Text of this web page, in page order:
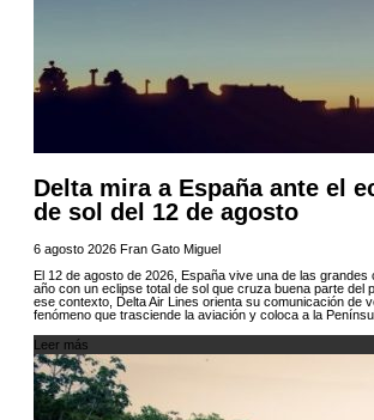
Delta mira a España ante el
de sol del 12 de agosto
6 agosto 2026 Fran Gato Miguel
El 12 de agosto de 2026, España vive una de las grandes
año con un eclipse total de sol que cruza buena parte del
ese contexto, Delta Air Lines orienta su comunicación de
fenómeno que trasciende la aviación y coloca a la
Leer más